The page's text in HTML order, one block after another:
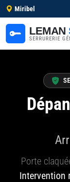
Miribel
LEMAN
SERRURERIE
Porte
Intervention